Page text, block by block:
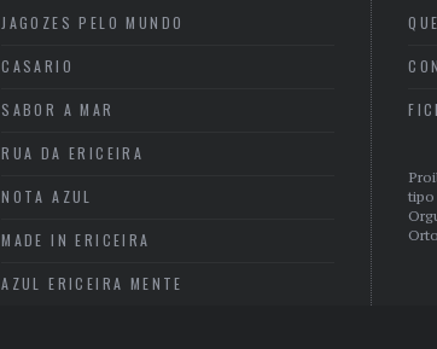
JAGOZES PELO MUNDO
CASARIO
SABOR A MAR
RUA DA ERICEIRA
NOTA AZUL
MADE IN ERICEIRA
AZUL ERICEIRA MENTE
tipo